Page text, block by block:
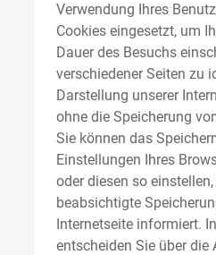
Verwendung Ihres
Cookies eingesetzt, um
Dauer des Besuchs
verschiedener Seiten zu
Darstellung unserer
ohne die Speicherung
Sie können das
Einstellungen Ihres
oder diesen so
beabsichtigte
Internetseite informiert.
entscheiden Sie über die